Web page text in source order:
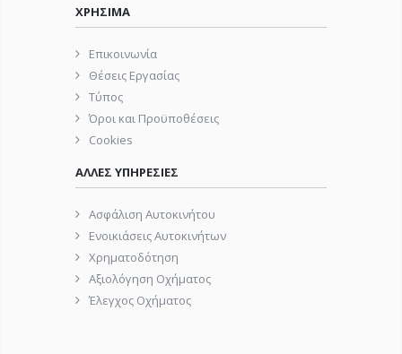
ΧΡΗΣΙΜΑ
Επικοινωνία
Θέσεις Εργασίας
Τύπος
Όροι και Προϋποθέσεις
Cookies
ΑΛΛΕΣ ΥΠΗΡΕΣΙΕΣ
Ασφάλιση Αυτοκινήτου
Ενοικιάσεις Αυτοκινήτων
Χρηματοδότηση
Αξιολόγηση Οχήματος
Έλεγχος Οχήματος